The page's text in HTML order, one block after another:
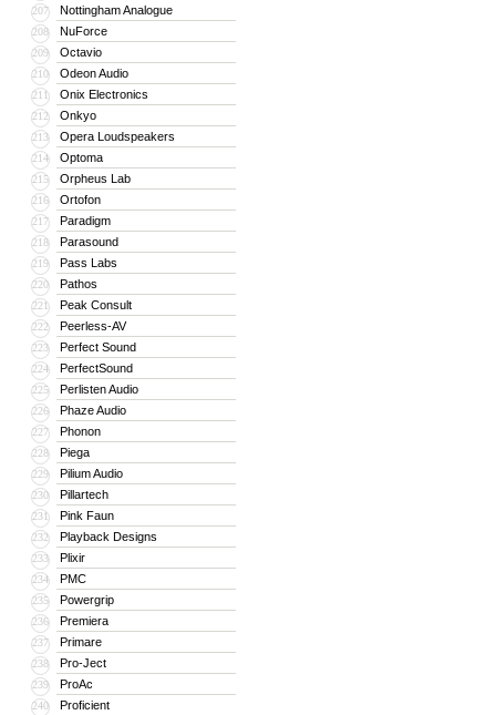
207 Nottingham Analogue
208 NuForce
209 Octavio
210 Odeon Audio
211 Onix Electronics
212 Onkyo
213 Opera Loudspeakers
214 Optoma
215 Orpheus Lab
216 Ortofon
217 Paradigm
218 Parasound
219 Pass Labs
220 Pathos
221 Peak Consult
222 Peerless-AV
223 Perfect Sound
224 PerfectSound
225 Perlisten Audio
226 Phaze Audio
227 Phonon
228 Piega
229 Pilium Audio
230 Pillartech
231 Pink Faun
232 Playback Designs
233 Plixir
234 PMC
235 Powergrip
236 Premiera
237 Primare
238 Pro-Ject
239 ProAc
240 Proficient